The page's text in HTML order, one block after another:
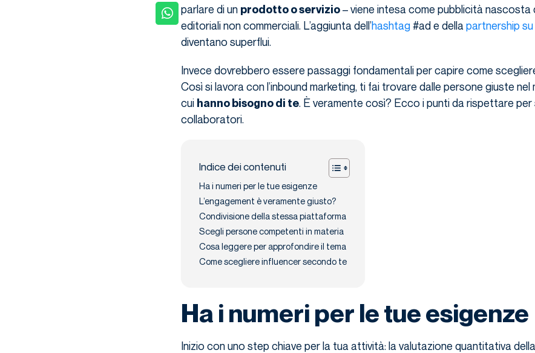
parlare di un prodotto o servizio– viene intesa come pubblicità nascosta
editoriali non commerciali. L’aggiunta dell’hashtag#ad e della partnership
diventano superflui.
Invece dovrebbero essere passaggi fondamentali per capire come
Così si lavora con l’inbound marketing, ti fai trovare dalle persone giuste nel
cui hanno bisogno di te. È veramente così? Ecco i punti da rispettare per
collaboratori.
Indice dei contenuti
Ha i numeri per le tue esigenze
L’engagement è veramente giusto?
Condivisione della stessa piattaforma
Scegli persone competenti in materia
Cosa leggere per approfondire il tema
Come scegliere influencer secondo te
Ha i numeri per le tue esigenze
Inizio con uno step chiave per la tua attività: la valutazione quantitativa